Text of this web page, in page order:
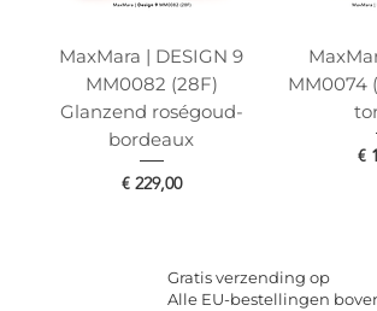
MaxMara | DESIGN 9
MM0082 (28F)
Glanzend roségoud-
bordeaux
Prijs
€ 229,00
MM0074
€
Gratis verzending op
Alle EU-bestellingen